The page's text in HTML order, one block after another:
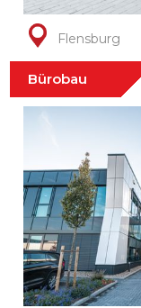
Flensburg
Bürobau